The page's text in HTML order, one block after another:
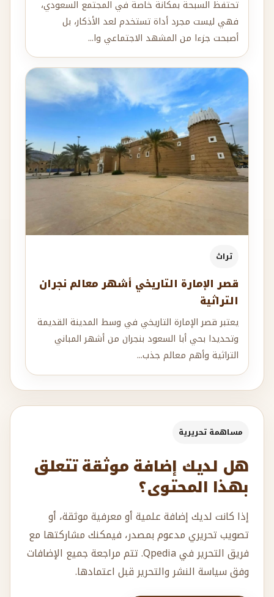
تحتفظ السبحة بمكانة خاصة في المجتمع السعودي،
فهي ليست مجرد أداة تستخدم لعد الأذكار، بل
أصبحت جزءا من المشهد الاجتماعي وا...
تراث
قصر الإمارة التاريخي أشهر معالم نجران
التراثية
يعتبر قصر الإمارة التاريخي في وسط المدينة القديمة
وتحديدا بحي أبا السعود بنجران من أشهر المباني
التراثية وأهم معالم جذب...
مساهمة تحريرية
هل لديك إضافة موثقة تتعلق
بهذا المحتوى؟
إذا كانت لديك إضافة علمية أو معرفية موثقة، أو
تصويب تحريري مدعوم بمصدر، فيمكنك مشاركتها مع
فريق التحرير في Qpedia. تتم مراجعة جميع الإضافات
وفق سياسة النشر والتحرير قبل اعتمادها.